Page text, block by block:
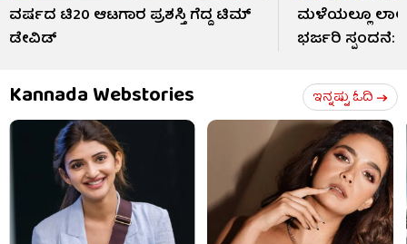
ವರ್ಷದ ಟಿ20 ಆಟಗಾರ ಪ್ರಶಸ್ತಿ ಗೆದ್ದ ಟಿಮ್
ಡೇವಿಡ್
ಮಳೆಯಲ್ಲೂ
ಭರ್ಜರಿ
Kannada Webstories ಇನ್ನಷ್ಟು ಓದಿ